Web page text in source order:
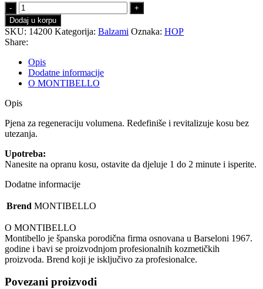
Balzam
u
pjeni
za
volumen
Montibello
Hop
Full
Volume
-
ml
količina
Dodaj u korpu
SKU: 14200 Kategorija: Balzami Oznaka: HOP
Share:
Opis
Dodatne informacije
O MONTIBELLO
Opis
Pjena za regeneraciju volumena. Redefiniše i revitalizuje kosu bez
utezanja.
Upotreba:
Nanesite na opranu kosu, ostavite da djeluje 1 do 2 minute i isperite.
Dodatne informacije
Brend MONTIBELLO
O MONTIBELLO
Montibello je španska porodična firma osnovana u Barseloni 1967.
godine i bavi se proizvodnjom profesionalnih kozmetičkih
proizvoda. Brend koji je isključivo za profesionalce.
Povezani proizvodi